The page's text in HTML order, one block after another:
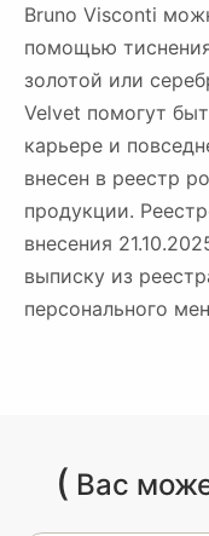
Bruno Visconti
помощью
золотой или
Velvet помогут
карьере и
внесен в реестр
продукции.
внесения
выписку из
персонального
( Вас